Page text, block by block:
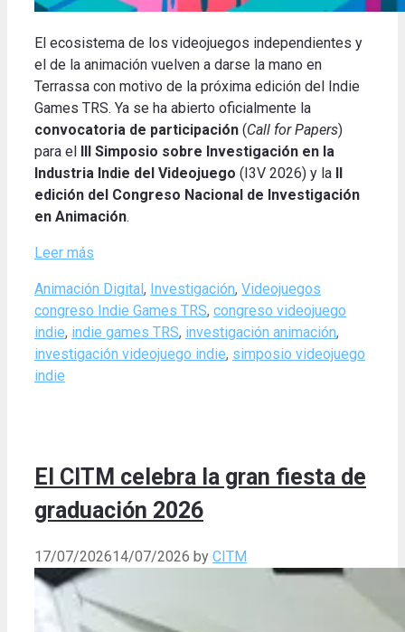
El ecosistema de los videojuegos independientes y
el de la animación vuelven a darse la mano en
Terrassa con motivo de la próxima edición del Indie
Games TRS. Ya se ha abierto oficialmente la
convocatoria de participación (Call for Papers)
para el III Simposio sobre Investigación en la
Industria Indie del Videojuego (I3V 2026) y la II
edición del Congreso Nacional de Investigación
en Animación.
Leer más
Categories
Animación Digital, Investigación, Videojuegos
congreso Indie Games TRS, congreso videojuego
indie, indie games TRS, investigación animación,
investigación videojuego indie, simposio videojuego
indie
El CITM celebra la gran fiesta de
graduación 2026
17/07/202614/07/2026 by CITM